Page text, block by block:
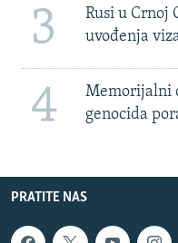
3
Rusi u Crnoj
uvođenja
4
Memorijalni
genocida
PRATITE NAS